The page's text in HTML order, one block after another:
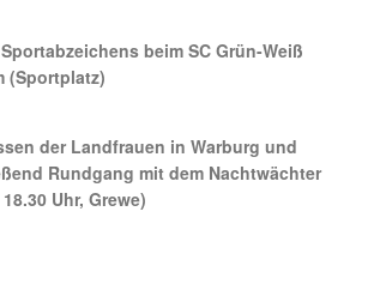
beim SC Grün-Weiß
(Sportplatz)
der Landfrauen in Warburg und
Rundgang mit dem Nachtwächter
Uhr, Grewe)